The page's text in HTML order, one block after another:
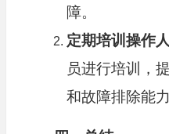
障。
定期培训操作
员进行培训，
和故障排除能力